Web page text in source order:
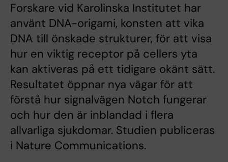
Forskare vid Karolinska Institutet har
använt DNA-origami, konsten att vika
DNA till önskade strukturer, för att visa
hur en viktig receptor på cellers yta
kan aktiveras på ett tidigare okänt sätt.
Resultatet öppnar nya vägar för att
förstå hur signalvägen Notch fungerar
och hur den är inblandad i flera
allvarliga sjukdomar. Studien publiceras
i Nature Communications.